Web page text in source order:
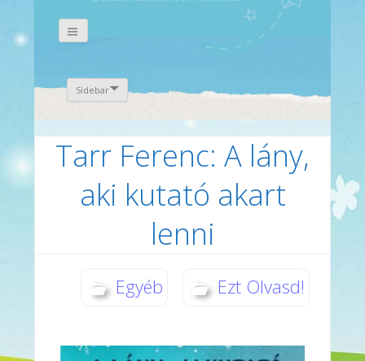
Sidebar
Tarr Ferenc: A lány,
aki kutató akart
lenni
Egyéb Ezt Olvasd!